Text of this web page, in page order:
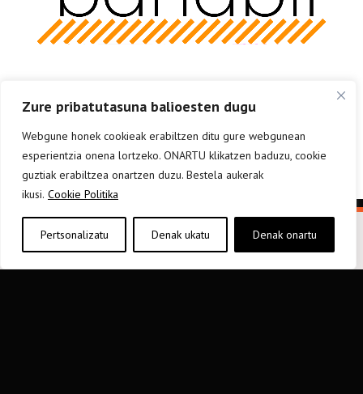
Zure pribatutasuna balioesten dugu
Webgune honek cookieak erabiltzen ditu gure webgunean
esperientzia onena lortzeko. ONARTU klikatzen baduzu, cookie
guztiak erabiltzea onartzen duzu. Bestela aukerak
ikusi. Cookie Politika
Pertsonalizatu Denak ukatu Denak onartu